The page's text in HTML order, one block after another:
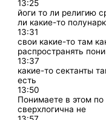
13:25
йоги то ли религию
ли какие-то
13:31
свои какие-то там
распространять
13:37
какие-то сектанты
есть
13:50
Понимаете в этом по
сверхлогична не